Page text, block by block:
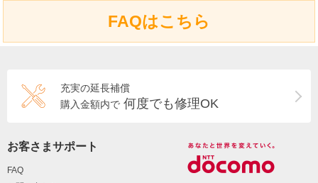
FAQはこちら
充実の延長補償
購入金額内で 何度でも修理OK
お客さまサポート
FAQ